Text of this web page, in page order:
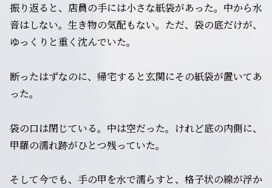
振り返ると、店員の手には小さな紙袋があった。中から水
音はしない。生き物の気配もない。ただ、袋の底だけが、
ゆっくりと重く沈んでいた。
断ったはずなのに、帰宅すると玄関にその紙袋が置いてあ
った。
袋の口は閉じている。中は空だった。けれど底の内側に、
甲羅の濡れ跡がひとつ残っていた。
そして今でも、手の甲を水で濡らすと、格子状の線が浮か